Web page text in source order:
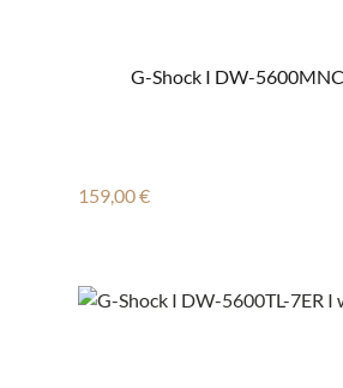
G-Shock I DW-
Regulärer Preis:
159,00 €